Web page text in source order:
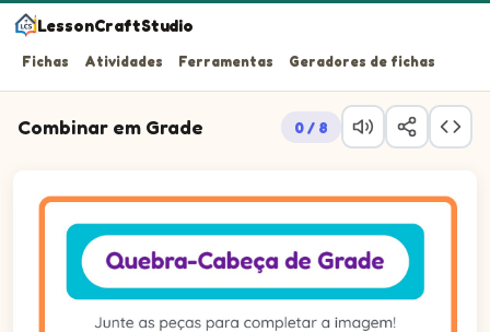
LessonCraftStudio
Fichas Atividades Ferramentas Geradores de fichas
Combinar em Grade 0 / 8
Questão 2: Arraste a peça 2 para a célula
Questão 3: Arraste a peça 6 para a célula
Questão 4: Arraste a peça 1 para a célula
Questão 5: Arraste a peça 8 para a célula
Questão 6: Arraste a peça 3 para a célula
Questão 7: Arraste a peça 5 para a célula